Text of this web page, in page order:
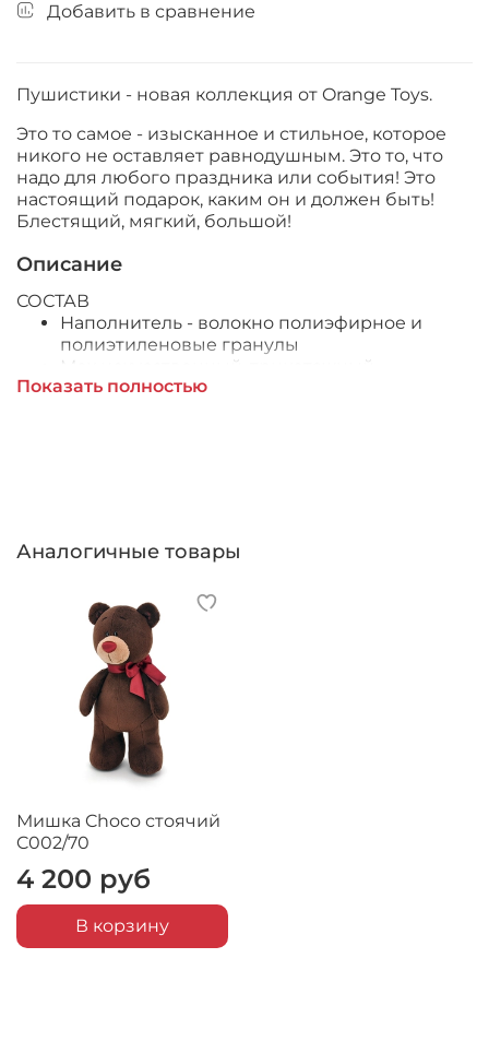
Добавить в сравнение
Пушистики - новая коллекция от Orange Toys.
Это то самое - изысканное и стильное, которое
никого не оставляет равнодушным. Это то, что
надо для любого праздника или события! Это
настоящий подарок, каким он и должен быть!
Блестящий, мягкий, большой!
Описание
СОСТАВ
Наполнитель - волокно полиэфирное и
полиэтиленовые гранулы
Мех искусственный, трикотажный
Фурнитура из пластмассы
Показать полностью
Аналогичные товары
Мишка Choco стоячий
C002/70
4 200 руб
В корзину